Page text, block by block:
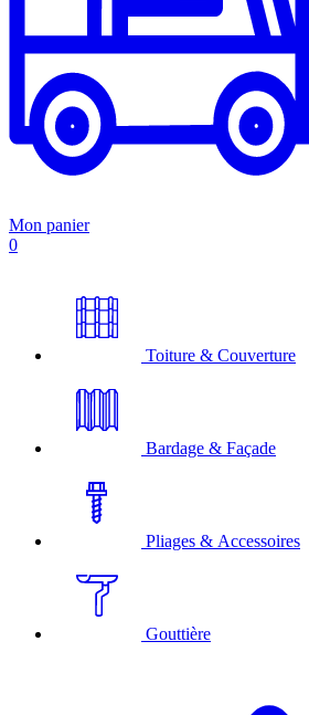
Mon panier
0
Toiture & Couverture
Bardage & Façade
Pliages & Accessoires
Gouttière